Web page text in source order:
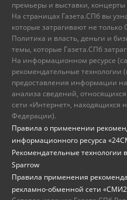
премьеры и выставки, концерты
На страницах Газета.СПб вы
которые затрагивают не
Политика и власть, деньги и
темы, которые Газета.СПб
На информационном ресурсе
рекомендательные
предоставления информации
анализа сведений,
сети «Интернет», находящихся
Федерации).
Правила о применении
информационного ресурса
Рекомендательные технологии
Sparrow
Правила применения
рекламно-обменной сети